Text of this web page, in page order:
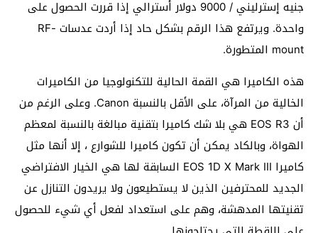
جنيه إسترليني / 9000 دولار أسترالي إذا قررت الحصول على
واحدة. ويرتفع هذا الرقم بشكل حاد إذا أردت عدسات RF-
mount المتطورة.
هذه الكاميرا هي القمة الحالية للتكنولوجيا من الكاميرات
الخالية من المرآة، على الأقل بالنسبة Canon. وعلى الرغم من
أن EOS R3 هي بلا شك كاميرا بتقنية مبالغة بالنسبة لمعظم
الهواة، وبالكاد يمكن أن تكون كاميرا للشوارع ، إلا أنها مثل
كاميرا EOS 1D X Mark III السابقة لها هي الخيار الافتراضي
الجديد للمحترفين الذين لا يستطيعون ولا يريدون التنازل عن
تقنيتها المدهشة، وهم على استعداد لفعل أي شيء للحصول